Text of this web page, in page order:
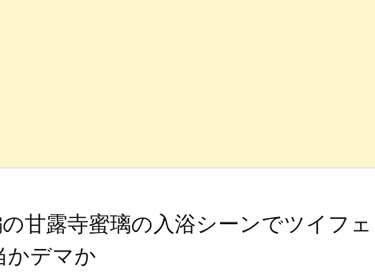
の甘露寺蜜璃の入浴シーンでツイフェ
かデマか